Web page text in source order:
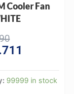
Cooler Fan
Original
price
99999 in stock